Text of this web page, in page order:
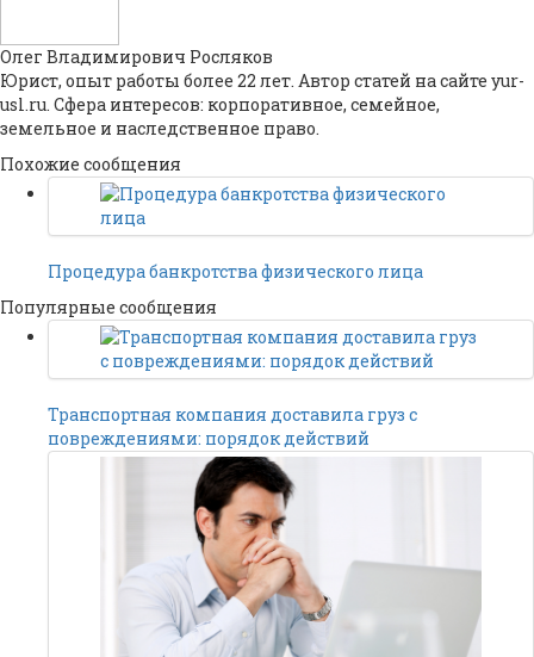
Олег Владимирович Росляков
Юрист, опыт работы более 22 лет. Автор статей на сайте yur-
usl.ru. Сфера интересов: корпоративное, семейное,
земельное и наследственное право.
Похожие сообщения
Процедура банкротства физического лица
Популярные сообщения
Транспортная компания доставила груз с
повреждениями: порядок действий